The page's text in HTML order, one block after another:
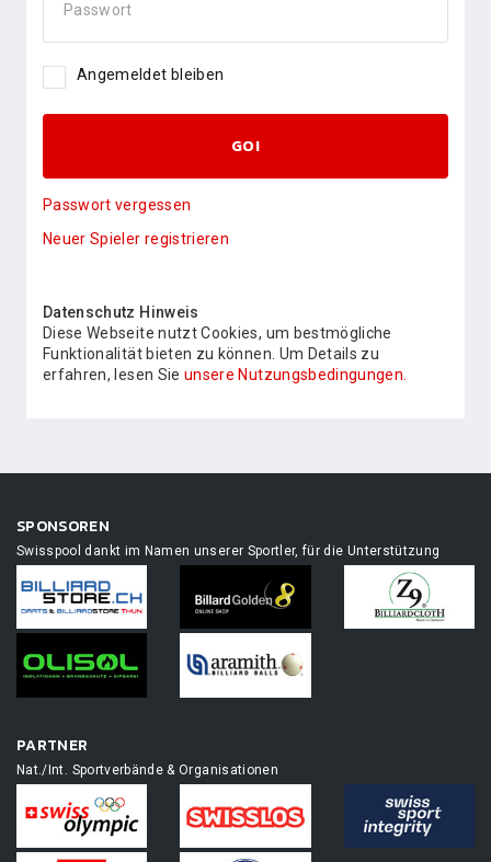
Passwort
Angemeldet bleiben
GO!
Passwort vergessen
Neuer Spieler registrieren
Datenschutz Hinweis
Diese Webseite nutzt Cookies, um bestmögliche
Funktionalität bieten zu können. Um Details zu
erfahren, lesen Sie unsere Nutzungsbedingungen.
SPONSOREN
Swisspool dankt im Namen unserer Sportler, für die Unterstützung
PARTNER
Nat./Int. Sportverbände & Organisationen